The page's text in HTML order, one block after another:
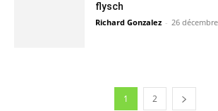
flysch
Richard Gonzalez - 26
1 2